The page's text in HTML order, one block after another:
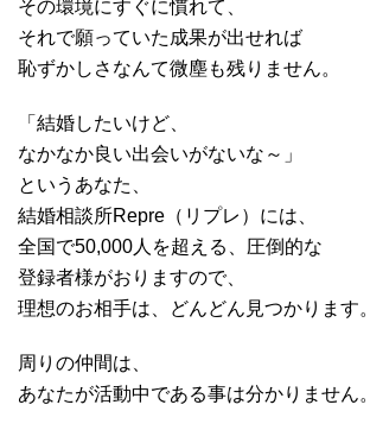
その環境にすぐに慣れて、
それで願っていた成果が出せれば
恥ずかしさなんて微塵も残りません。
「結婚したいけど、
なかなか良い出会いがないな～」
というあなた、
結婚相談所Repre（リプレ）には、
全国で50,000人を超える、圧倒的な
登録者様がおりますので、
理想のお相手は、どんどん見つかります。
周りの仲間は、
あなたが活動中である事は分かりません。